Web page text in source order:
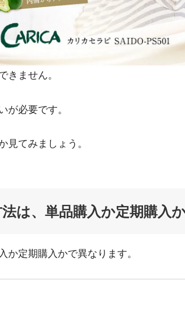
きません。
が必要です。
見てみましょう。
は、単品購入か定期購入
か定期購入かで異なります。